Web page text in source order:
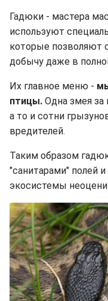
Гадюки - мастера
используют
которые позволяют
добычу даже в
Их главное меню -
птицы. Одна змея за
а то и сотни
вредителей.
Таким образом
"санитарами" полей
экосистемы